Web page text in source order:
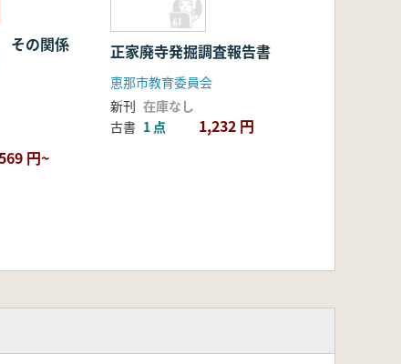
その関係
円~
正家廃寺発掘調査報告書
恵那市教育委員会
新刊 在庫なし
古書 1 点 1,232 円